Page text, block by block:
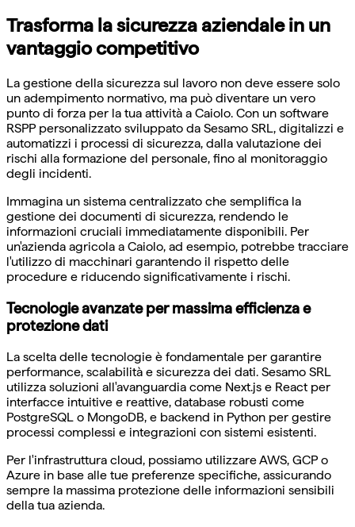
Trasforma la sicurezza aziendale in un
vantaggio competitivo
La gestione della sicurezza sul lavoro non deve essere solo
un adempimento normativo, ma può diventare un vero
punto di forza per la tua attività a Caiolo. Con un software
RSPP personalizzato sviluppato da Sesamo SRL, digitalizzi e
automatizzi i processi di sicurezza, dalla valutazione dei
rischi alla formazione del personale, fino al monitoraggio
degli incidenti.
Immagina un sistema centralizzato che semplifica la
gestione dei documenti di sicurezza, rendendo le
informazioni cruciali immediatamente disponibili. Per
un'azienda agricola a Caiolo, ad esempio, potrebbe tracciare
l'utilizzo di macchinari garantendo il rispetto delle
procedure e riducendo significativamente i rischi.
Tecnologie avanzate per massima efficienza e
protezione dati
La scelta delle tecnologie è fondamentale per garantire
performance, scalabilità e sicurezza dei dati. Sesamo SRL
utilizza soluzioni all'avanguardia come Next.js e React per
interfacce intuitive e reattive, database robusti come
PostgreSQL o MongoDB, e backend in Python per gestire
processi complessi e integrazioni con sistemi esistenti.
Per l'infrastruttura cloud, possiamo utilizzare AWS, GCP o
Azure in base alle tue preferenze specifiche, assicurando
sempre la massima protezione delle informazioni sensibili
della tua azienda.